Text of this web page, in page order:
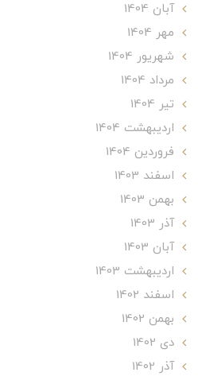
آبان 1404
مهر 1404
شهریور 1404
مرداد 1404
تير 1404
ارديبهشت 1404
فروردین 1404
اسفند 1403
بهمن 1403
آذر 1403
آبان 1403
ارديبهشت 1403
اسفند 1402
بهمن 1402
دی 1402
آذر 1402